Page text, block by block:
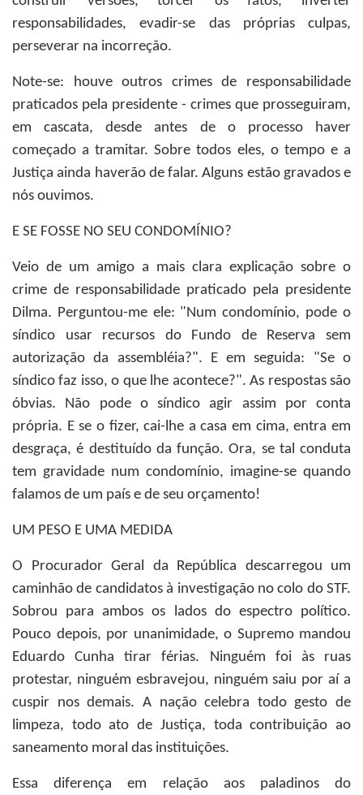
responsabilidades, evadir-se das próprias culpas,
perseverar na incorreção.
Note-se: houve outros crimes de responsabilidade
praticados pela presidente - crimes que prosseguiram,
em cascata, desde antes de o processo haver
começado a tramitar. Sobre todos eles, o tempo e a
Justiça ainda haverão de falar. Alguns estão gravados e
nós ouvimos.
E SE FOSSE NO SEU CONDOMÍNIO?
Veio de um amigo a mais clara explicação sobre o
crime de responsabilidade praticado pela presidente
Dilma. Perguntou-me ele: "Num condomínio, pode o
síndico usar recursos do Fundo de Reserva sem
autorização da assembléia?". E em seguida: "Se o
síndico faz isso, o que lhe acontece?". As respostas são
óbvias. Não pode o síndico agir assim por conta
própria. E se o fizer, cai-lhe a casa em cima, entra em
desgraça, é destituído da função. Ora, se tal conduta
tem gravidade num condomínio, imagine-se quando
falamos de um país e de seu orçamento!
UM PESO E UMA MEDIDA
O Procurador Geral da República descarregou um
caminhão de candidatos à investigação no colo do STF.
Sobrou para ambos os lados do espectro político.
Pouco depois, por unanimidade, o Supremo mandou
Eduardo Cunha tirar férias. Ninguém foi às ruas
protestar, ninguém esbravejou, ninguém saiu por aí a
cuspir nos demais. A nação celebra todo gesto de
limpeza, todo ato de Justiça, toda contribuição ao
saneamento moral das instituições.
Essa diferença em relação aos paladinos do